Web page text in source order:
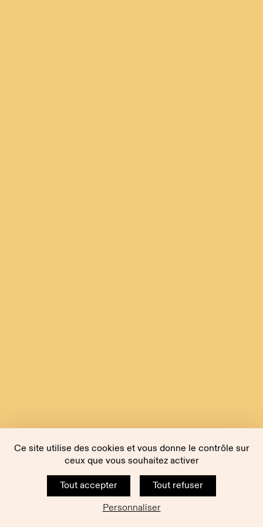
Ce site utilise des cookies et vous donne le contrôle sur
ceux que vous souhaitez activer
Tout accepter
Tout refuser
Personnaliser